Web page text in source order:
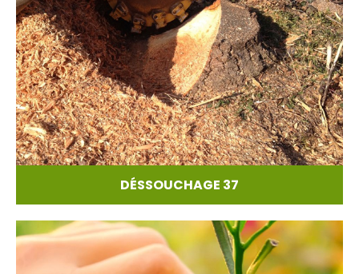
DÉSSOUCHAGE 37